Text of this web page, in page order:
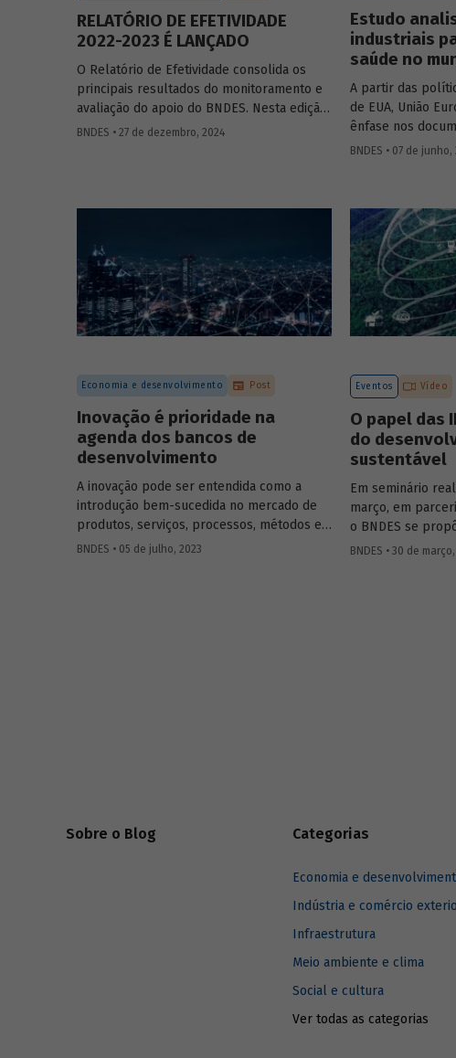
RELATÓRIO DE EFETIVIDADE
2022-2023 É LANÇADO
O Relatório de Efetividade consolida os
principais resultados do monitoramento e
avaliação do apoio do BNDES. Nesta edição,
são apresentados o desempenho
BNDES • 27 de dezembro, 2024
Estudo
industriais
saúde no
A partir das
de EUA, União
ênfase nos
2020, o artigo
no Brasil.
BNDES • 07 de junho,
Economia e desenvolvimento Post
Inovação é prioridade na
agenda dos bancos de
desenvolvimento
A inovação pode ser entendida como a
introdução bem-sucedida no mercado de
produtos, serviços, processos, métodos e
sistemas que não existiam anteriormente
BNDES • 05 de julho, 2023
Eventos Vídeo
O papel das
do
sustentável
Em seminário
março, em
o BNDES se
debate sobre
acadêmica no
BNDES • 30 de
Sobre o Blog Categorias
Economia e
Indústria e comércio
Infraestrutura
Meio ambiente e clima
Social e cultura
Ver todas as categorias